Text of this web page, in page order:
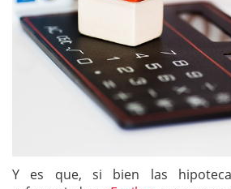
Y es que, si bien las